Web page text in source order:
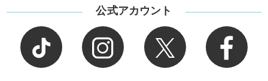
公式アカウント